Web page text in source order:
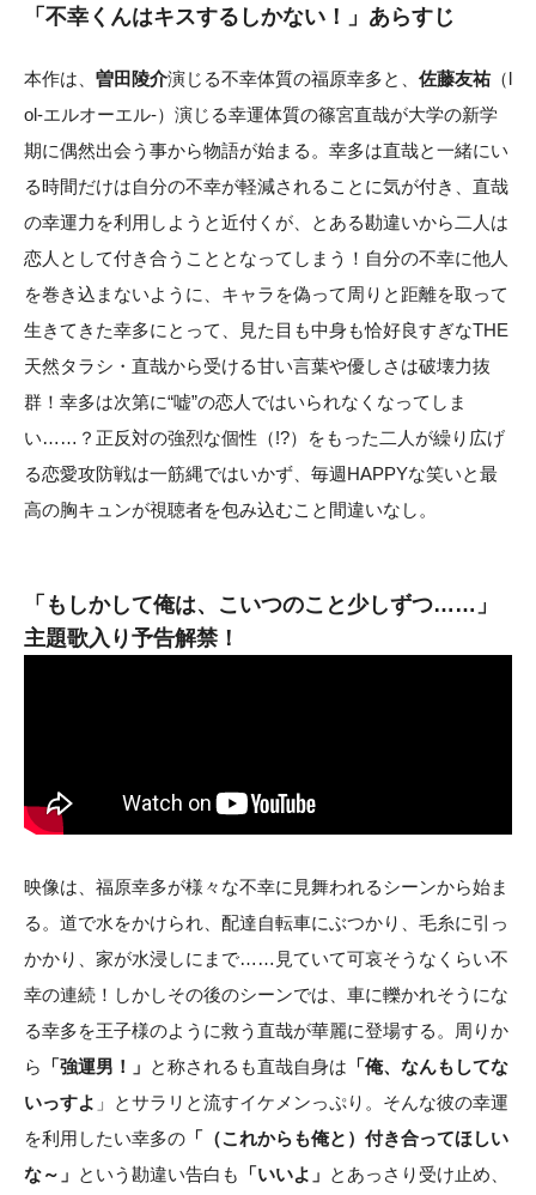
「不幸くんはキスするしかない！」あらすじ
本作は、 曽田陵介演じる不幸体質の福原幸多と、 佐藤友祐（l
ol-エルオーエル-）演じる幸運体質の篠宮直哉が大学の新学
期に偶然出会う事から物語が始まる。幸多は直哉と一緒にい
る時間だけは自分の不幸が軽減されることに気が付き、直哉
の幸運力を利用しようと近付くが、とある勘違いから二人は
恋人として付き合うこととなってしまう！自分の不幸に他人
を巻き込まないように、キャラを偽って周りと距離を取って
生きてきた幸多にとって、見た目も中身も恰好良すぎなTHE
天然タラシ・直哉から受ける甘い言葉や優しさは破壊力抜
群！幸多は次第に“嘘”の恋人ではいられなくなってしま
い……？正反対の強烈な個性（!?）をもった二人が繰り広げ
る恋愛攻防戦は一筋縄ではいかず、毎週HAPPYな笑いと最
高の胸キュンが視聴者を包み込むこと間違いなし。
「もしかして俺は、こいつのこと少しずつ……」
主題歌入り予告解禁！
映像は、福原幸多が様々な不幸に見舞われるシーンから始ま
る。道で水をかけられ、配達自転車にぶつかり、毛糸に引っ
かかり、家が水浸しにまで……見ていて可哀そうなくらい不
幸の連続！しかしその後のシーンでは、車に轢かれそうにな
る幸多を王子様のように救う直哉が華麗に登場する。周りか
ら
「強運男！」 と称されるも直哉自身は 「俺、なんもしてな
いっすよ 」とサラリと流すイケメンっぷり。そんな彼の幸運
を利用したい幸多の 「（これからも俺と）付き合ってほしい
な～」 という勘違い告白も 「いいよ」 とあっさり受け止め、